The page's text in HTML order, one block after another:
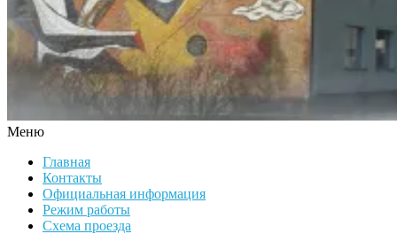
ИКАР
Меню
Главная
Контакты
Официальная информация
Режим работы
Схема проезда